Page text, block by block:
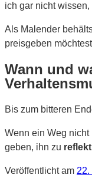
ich gar nicht
Als Malender
preisgeben
Wann und
Bis zum bitteren
Wenn ein Weg nicht
geben, ihn zu
Veröffentlicht am 22.